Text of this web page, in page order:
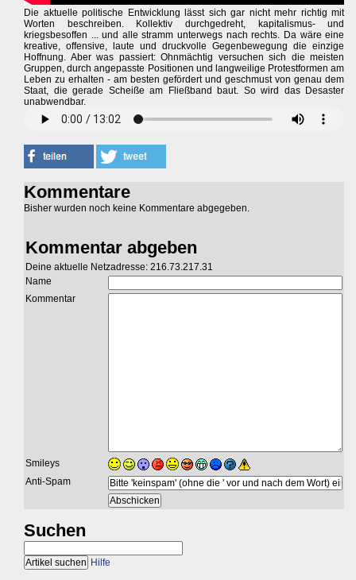
Die aktuelle politische Entwicklung lässt sich gar nicht mehr richtig mit
Worten beschreiben. Kollektiv durchgedreht, kapitalismus- und
kriegsbesoffen ... und alle stramm unterwegs nach rechts. Da wäre eine
kreative, offensive, laute und druckvolle Gegenbewegung die einzige
Hoffnung. Aber was passiert: Ohnmächtig versuchen sich die meisten
Gruppen, durch angepasste Positionen und langweilige Protestformen am
Leben zu erhalten - am besten gefördert und geschmust von genau dem
Staat, die gerade Scheiße am Fließband baut. So wird das Desaster
unabwendbar.
Kommentare
Bisher wurden noch keine Kommentare abgegeben.
Kommentar abgeben
Deine aktuelle Netzadresse: 216.73.217.31
Name
Kommentar
Smileys
Anti-Spam
Suchen
Hilfe